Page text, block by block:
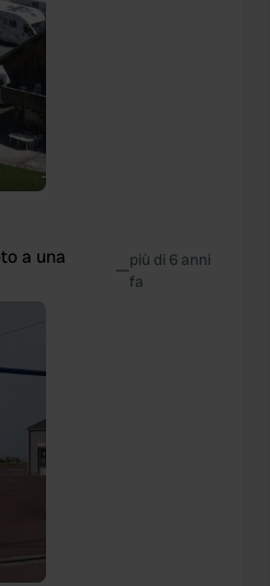
a una
—più di 6 anni
fa